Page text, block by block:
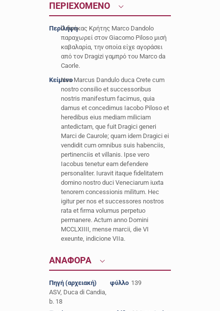
ΠΕΡΙΕΧΟΜΕΝΟ
Περίληψη
Ο δούκας Κρήτης Marco Dandolo
παραχωρεί στον Giacomo Piloso μισή
καβαλαρία, την οποία είχε αγοράσει
από τον Dragizi γαμπρό του Marco da
Caorle.
ΚείμενοNos Marcus Dandulo duca Crete cum
nostro consilio et successoribus
nostris manifestum facimus, quia
damus et concedimus Iacobo Piloso et
heredibus eius mediam miliciam
antedictam, que fuit Dragici generi
Marci de Caurole; quam idem Dragici ei
vendidit cum omnibus suis habenciis,
pertinenciis et villanis. Ipse vero
Iacobus tenetur eam defendere
personaliter. Iuravit itaque fidelitatem
domino nostro duci Veneciarum iuxta
tenorem concessionis militum. Hec
igitur per nos et successores nostros
rata et firma volumus perpetuo
permanere. Actum anno Domini
MCCLXIIII, mense marcii, die VI
exeunte, indicione VIIa.
ΑΝΑΦΟΡΑ
Πηγή (αρχειακή)
ASV, Duca di Candia,
b. 18
φύλλο 139